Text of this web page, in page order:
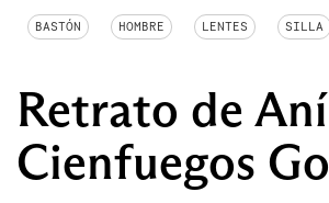
BASTÓN HOMBRE LENTES SILLA
Retrato de
Cienfuegos